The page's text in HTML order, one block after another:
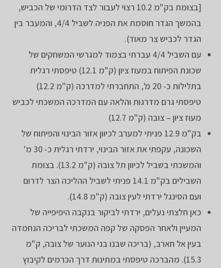
[בצומת בק"מ 10.2 רצוי לעבור לצד הדרומי של הכביש,
בהמשך הגדר חוסמת את הפניה לשביל 4/4, והמעבר בין
הגדר לכביש צר מאוד).
עם השביל 4/4 עברתי בצמוד למגרשי המשחקים של
שכונת הפיתוח במעוז ציון (ק"מ 12.1) טיפסתי רגלית
בתלילות כ- 20 מ', התחברתי למדרכה (ק"מ 12.2)
טיפסתי גרם מדרגות והלאה עם המדרכה המשכתי לכביש
מעוז ציון – צובה (ק"מ 12.7)
בק"מ 12.9 פניתי למערב לכיוון אזור הבינוי והפיתוח של
השכונה, עקפתי את אזור הבינוי, ירדתי רגלית כ- 30 מ'
והמשכתי בשביל לכיוון תל צובה (ק"מ 13.2). בצומת
השבילים בק"מ 14.1 פניתי לשביל ההליכה הצר לדרום
ועם הסינגל ירדתי לעין צובה (ק"מ 14.8).
כאן חלצתי נעלים, ירדתי לביקור בנקבה היפיפייה של
המעיין ולאחר הפסקה של קפה המשכתי לבריכה הנחמדה
בעין אל חארב, (בריכה שבנו בני הנוער של צובה, ק"מ
15.3). מהברכה טיפסתי במתינות דרך הכרמים לקיבוץ